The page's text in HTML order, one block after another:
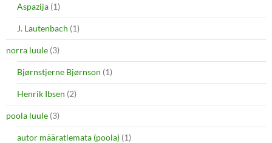
Aspazija (1)
J. Lautenbach (1)
norra luule (3)
Bjørnstjerne Bjørnson (1)
Henrik Ibsen (2)
poola luule (3)
autor määratlemata (poola) (1)